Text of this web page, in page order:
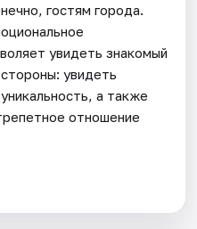
гостям города.
увидеть знакомый
увидеть
а также
отношение